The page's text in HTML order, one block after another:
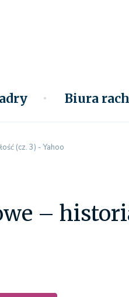
Biura
(cz. 3) - Yahoo
–